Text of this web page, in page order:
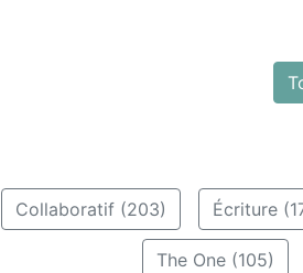
Collaboratif (203) Écriture
The One (105)